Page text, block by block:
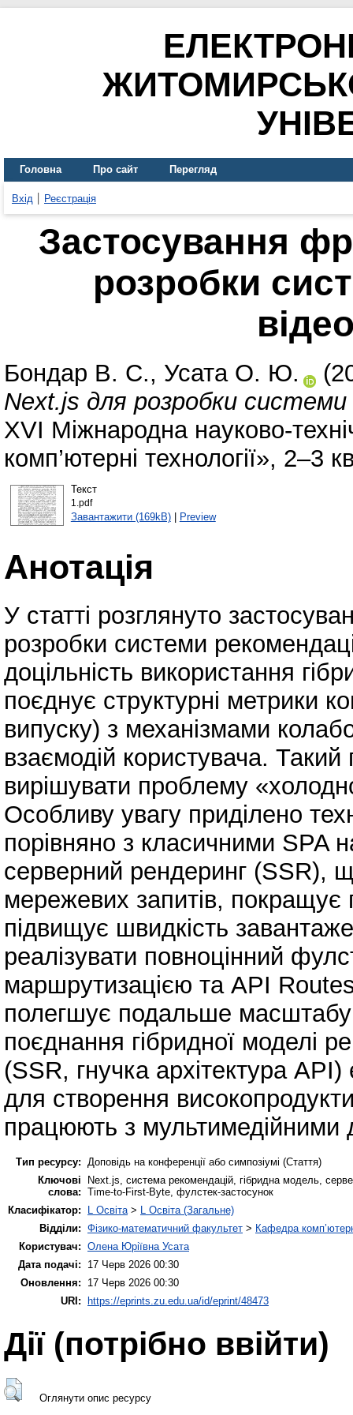
Головна Про сайт Перегляд
Вхід Реєстрація
Застосування
розробки
Бондар В. С., Усата О. Ю.
Next.js для розробки
XVI Міжнародна науково-
комп’ютерні технології»,
Текст
1.pdf
Завантажити (169kB)| Preview
Анотація
У статті розглянуто
розробки системи
доцільність використання
поєднує структурні метрики
випуску) з механізмами
взаємодій користувача.
вирішувати проблему
Особливу увагу приділено
порівняно з класичними SPA
серверний рендеринг (SSR),
мережевих запитів,
підвищує швидкість
реалізувати повноцінний
маршрутизацією та API
полегшує подальше
поєднання гібридної моделі
(SSR, гнучка архітектура
для створення
працюють з мультимедійними
Тип ресурсу:
Доповідь на конференції або симпозіумі (Стаття)
Ключові
слова:
Next.js, система рекомендацій, гібридна модель,
Time-to-First-Byte, фулстек-застосунок
Класифікатор:
L Освіта > L Освіта (Загальне)
Відділи: Фізико-математичний факультет > Кафедра
Користувач: Олена Юріївна Усата
Дата подачі:
17 Черв 2026 00:30
Оновлення:
17 Черв 2026 00:30
URI: https://eprints.zu.edu.ua/id/eprint/48473
Дії ​​(потрібно ввійти)
Оглянути опис ресурсу